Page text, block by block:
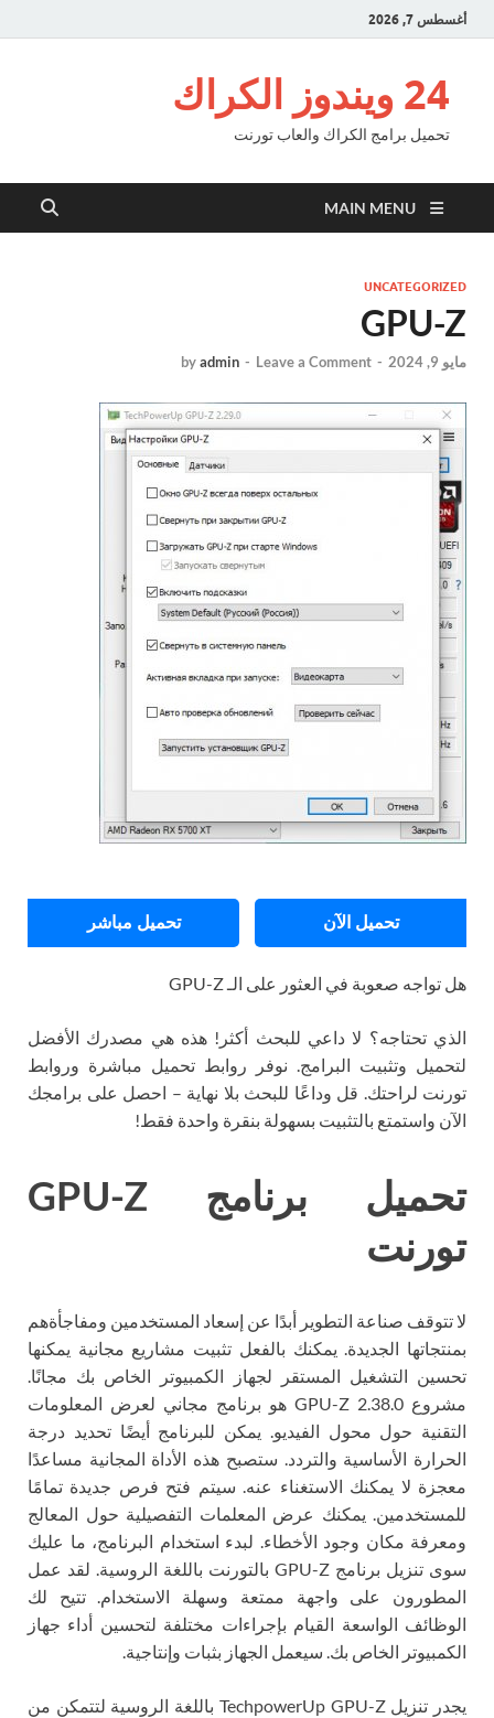
أغسطس 7, 2026
24 ويندوز الكراك
تحميل برامج الكراك والعاب تورنت
MAIN MENU
UNCATEGORIZED
GPU-Z
مايو 9, 2024 -
byadmin - Leave a Comment
تحميل الآن تحميل مباشر
هل تواجه صعوبة في العثور على الـ GPU-Z
الذي تحتاجه؟ لا داعي للبحث أكثر! هذه هي مصدرك الأفضل
لتحميل وتثبيت البرامج. نوفر روابط تحميل مباشرة وروابط
تورنت لراحتك. قل وداعًا للبحث بلا نهاية – احصل على برامجك
الآن واستمتع بالتثبيت بسهولة بنقرة واحدة فقط!
تحميل برنامج GPU-Z
تورنت
لا تتوقف صناعة التطوير أبدًا عن إسعاد المستخدمين ومفاجأةهم
بمنتجاتها الجديدة. يمكنك بالفعل تثبيت مشاريع مجانية يمكنها
تحسين التشغيل المستقر لجهاز الكمبيوتر الخاص بك مجانًا.
مشروع GPU-Z 2.38.0 هو برنامج مجاني لعرض المعلومات
التقنية حول محول الفيديو. يمكن للبرنامج أيضًا تحديد درجة
الحرارة الأساسية والتردد. ستصبح هذه الأداة المجانية مساعدًا
معجزة لا يمكنك الاستغناء عنه. سيتم فتح فرص جديدة تمامًا
للمستخدمين. يمكنك عرض المعلمات التفصيلية حول المعالج
ومعرفة مكان وجود الأخطاء. لبدء استخدام البرنامج، ما عليك
سوى تنزيل برنامج GPU-Z بالتورنت باللغة الروسية. لقد عمل
المطورون على واجهة ممتعة وسهلة الاستخدام. تتيح لك
الوظائف الواسعة القيام بإجراءات مختلفة لتحسين أداء جهاز
الكمبيوتر الخاص بك. سيعمل الجهاز بثبات وإنتاجية.
يجدر تنزيل TechpowerUp GPU-Z باللغة الروسية لتتمكن من